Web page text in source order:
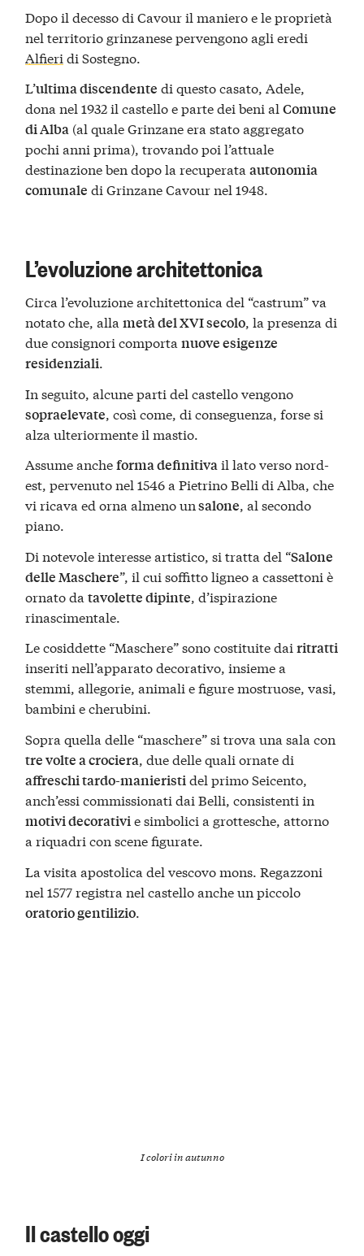
Dopo il decesso di Cavour il maniero e le proprietà
nel territorio grinzanese pervengono agli eredi
Alfieri di Sostegno.
L’ultima discendente di questo casato, Adele,
dona nel 1932 il castello e parte dei beni alComune
di Alba (al quale Grinzane era stato aggregato
pochi anni prima), trovando poi l’attuale
destinazione ben dopo la recuperataautonomia
comunale di Grinzane Cavour nel 1948.
L’evoluzione architettonica
Circa l’evoluzione architettonica del “castrum” va
notato che, allametà del XVI secolo, la presenza di
due consignori comportanuove esigenze
residenziali.
In seguito, alcune parti del castello vengono
sopraelevate , così come, di conseguenza, forse si
alza ulteriormente il mastio.
Assume ancheforma definitivail lato verso nord-
est, pervenuto nel 1546 a Pietrino Belli di Alba, che
vi ricava ed orna almeno unsalone, al secondo
piano.
Di notevole interesse artistico, si tratta del “Salone
delle Maschere”, il cui soffitto ligneo a cassettoni è
ornato datavolette dipinte, d’ispirazione
rinascimentale.
Le cosiddette “Maschere” sono costituite dairitratti
inseriti nell’apparato decorativo, insieme a
stemmi, allegorie, animali e figure mostruose, vasi,
bambini e cherubini.
Sopra quella delle “maschere” si trova una sala con
tre volte a crociera, due delle quali ornate di
affreschi tardo-manieristidel primo Seicento,
anch’essi commissionati dai Belli, consistenti in
motivi decorativie simbolici a grottesche, attorno
a riquadri con scene figurate.
La visita apostolica del vescovo mons. Regazzoni
nel 1577 registra nel castello anche un piccolo
oratorio gentilizio
I colori in autunno
Il castello oggi